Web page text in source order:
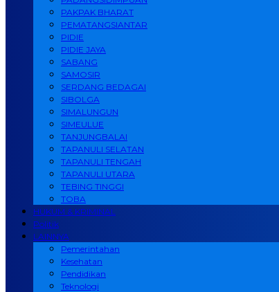
PAKPAK BHARAT
PEMATANGSIANTAR
PIDIE
PIDIE JAYA
SABANG
SAMOSIR
SERDANG BEDAGAI
SIBOLGA
SIMALUNGUN
SIMEULUE
TANJUNGBALAI
TAPANULI SELATAN
TAPANULI TENGAH
TAPANULI UTARA
TEBING TINGGI
TOBA
HUKUM & KRIMINAL
Politik
LAINNYA
Pemerintahan
Kesehatan
Pendidikan
Teknologi